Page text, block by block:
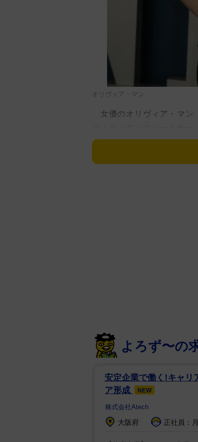
オリヴィア・マン
女優のオリヴィア・マン
リヴィアが、母乳を増やす
よろず〜の
安定企業で働く!キャリ
ア形成
NEW
株式会社Atech
大阪府 正社員：